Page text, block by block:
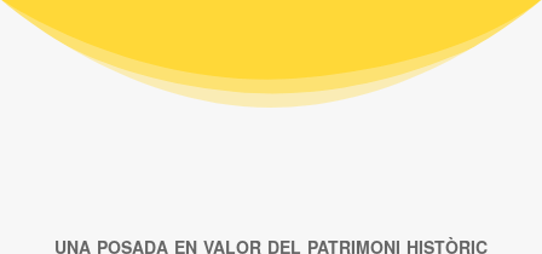
UNA POSADA EN VALOR DEL PATRIMONI HISTÒRIC